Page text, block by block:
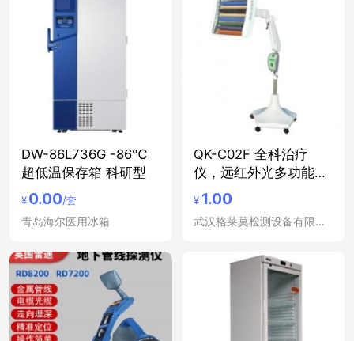
DW-86L736G -86℃
超低温保存箱 科研型
¥0.00/套
青岛海尔医用冰箱
QK-C02F 全科治疗
仪，远红外光多功能治
疗仪
¥ 1.00
武汉格莱莫检测设备有限公司